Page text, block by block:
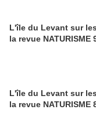
L'île du Levant sur
la revue NATURISME
L'île du Levant sur
la revue NATURISME